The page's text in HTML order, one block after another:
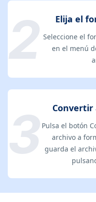
Elija el
Seleccione el
en el menú
Convertir
Pulsa el botón
archivo a
guarda el